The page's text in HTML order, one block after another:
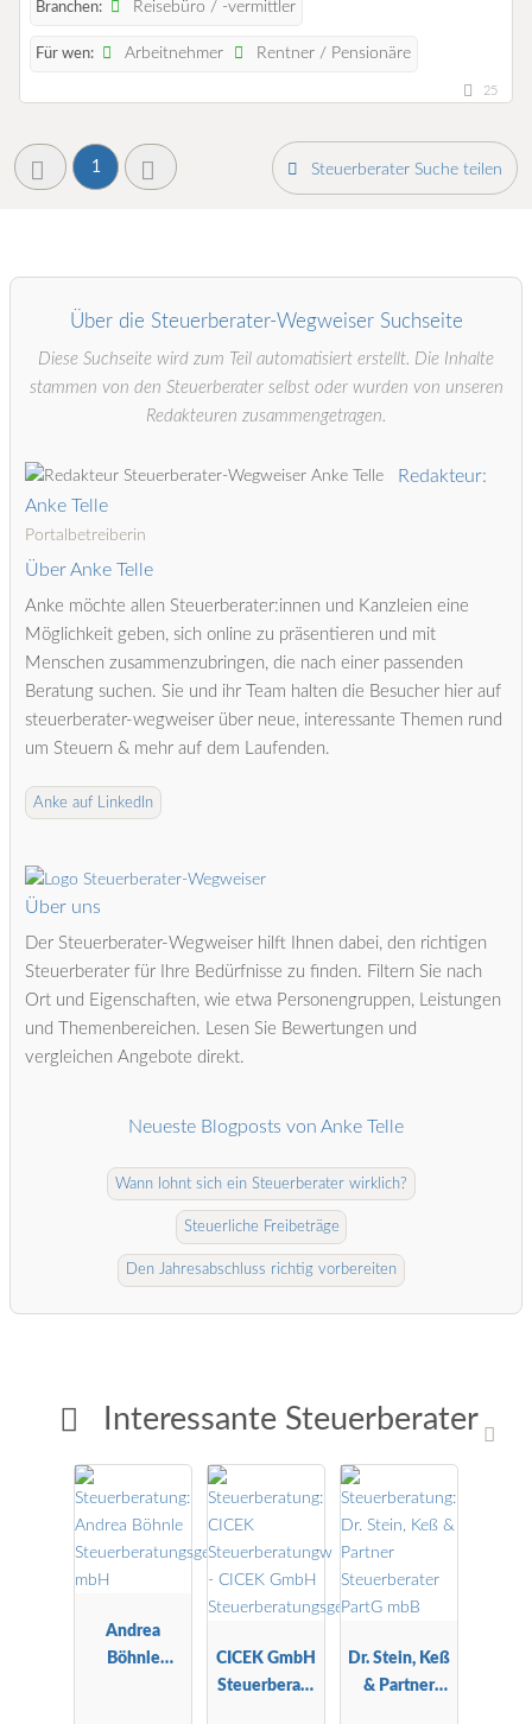
Branchen: Reisebüro / -vermittler
Für wen: Arbeitnehmer Rentner / Pensionäre
25
1 Steuerberater Suche teilen
Interessante Steuerberater
Andrea
Böhnle
CICEK GmbH
Steuerberatu
Dr. Stein, Keß
& Partner
Über die Steuerberater-Wegweiser Suchseite
Diese Suchseite wird zum Teil automatisiert erstellt. Die Inhalte
stammen von den Steuerberater selbst oder wurden von unseren
Redakteuren zusammengetragen.
Redakteur:
Anke Telle
Portalbetreiberin
Über Anke Telle
Anke möchte allen Steuerberater:innen und Kanzleien eine
Möglichkeit geben, sich online zu präsentieren und mit
Menschen zusammenzubringen, die nach einer passenden
Beratung suchen. Sie und ihr Team halten die Besucher hier auf
steuerberater-wegweiser über neue, interessante Themen rund
um Steuern & mehr auf dem Laufenden.
Anke auf LinkedIn
Über uns
Der Steuerberater-Wegweiser hilft Ihnen dabei, den richtigen
Steuerberater für Ihre Bedürfnisse zu finden. Filtern Sie nach
Ort und Eigenschaften, wie etwa Personengruppen, Leistungen
und Themenbereichen. Lesen Sie Bewertungen und
vergleichen Angebote direkt.
Neueste Blogposts von Anke Telle
Wann lohnt sich ein Steuerberater wirklich?
Steuerliche Freibeträge
Den Jahresabschluss richtig vorbereiten